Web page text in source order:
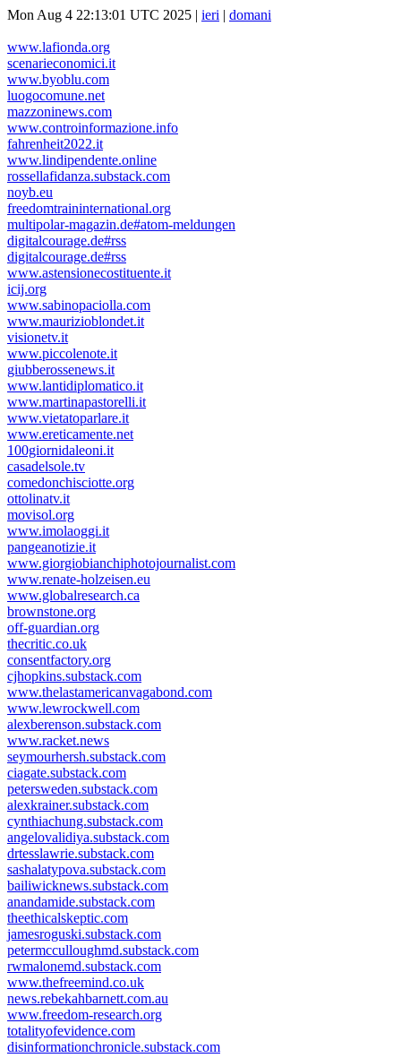
Mon Aug 4 22:13:01 UTC 2025 | ieri | domani
www.lafionda.org
scenarieconomici.it
www.byoblu.com
luogocomune.net
mazzoninews.com
www.controinformazione.info
fahrenheit2022.it
www.lindipendente.online
rossellafidanza.substack.com
noyb.eu
freedomtraininternational.org
multipolar-magazin.de#atom-meldungen
digitalcourage.de#rss
digitalcourage.de#rss
www.astensionecostituente.it
icij.org
www.sabinopaciolla.com
www.maurizioblondet.it
visionetv.it
www.piccolenote.it
giubberossenews.it
www.lantidiplomatico.it
www.martinapastorelli.it
www.vietatoparlare.it
www.ereticamente.net
100giornidaleoni.it
casadelsole.tv
comedonchisciotte.org
ottolinatv.it
movisol.org
www.imolaoggi.it
pangeanotizie.it
www.giorgiobianchiphotojournalist.com
www.renate-holzeisen.eu
www.globalresearch.ca
brownstone.org
off-guardian.org
thecritic.co.uk
consentfactory.org
cjhopkins.substack.com
www.thelastamericanvagabond.com
www.lewrockwell.com
alexberenson.substack.com
www.racket.news
seymourhersh.substack.com
ciagate.substack.com
petersweden.substack.com
alexkrainer.substack.com
cynthiachung.substack.com
angelovalidiya.substack.com
drtesslawrie.substack.com
sashalatypova.substack.com
bailiwicknews.substack.com
anandamide.substack.com
theethicalskeptic.com
jamesroguski.substack.com
petermcculloughmd.substack.com
rwmalonemd.substack.com
www.thefreemind.co.uk
news.rebekahbarnett.com.au
www.freedom-research.org
totalityofevidence.com
disinformationchronicle.substack.com